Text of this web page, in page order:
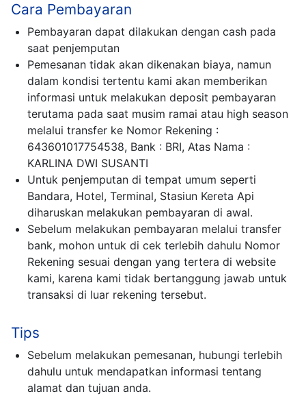
Cara Pembayaran
Pembayaran dapat dilakukan dengan cash pada
saat penjemputan
Pemesanan tidak akan dikenakan biaya, namun
dalam kondisi tertentu kami akan memberikan
informasi untuk melakukan deposit pembayaran
terutama pada saat musim ramai atau high season
melalui transfer ke Nomor Rekening :
643601017754538, Bank : BRI, Atas Nama :
KARLINA DWI SUSANTI
Untuk penjemputan di tempat umum seperti
Bandara, Hotel, Terminal, Stasiun Kereta Api
diharuskan melakukan pembayaran di awal.
Sebelum melakukan pembayaran melalui transfer
bank, mohon untuk di cek terlebih dahulu Nomor
Rekening sesuai dengan yang tertera di website
kami, karena kami tidak bertanggung jawab untuk
transaksi di luar rekening tersebut.
Tips
Sebelum melakukan pemesanan, hubungi terlebih
dahulu untuk mendapatkan informasi tentang
alamat dan tujuan anda.